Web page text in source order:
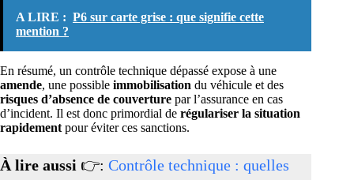
A LIRE : P6 sur carte grise : que signifie cette
mention ?
En résumé, un contrôle technique dépassé expose à une
amende, une possible immobilisation du véhicule et des
risques d’absence de couverture par l’assurance en cas
d’incident. Il est donc primordial de régulariser la situation
rapidementpour éviter ces sanctions.
À lire aussi 👉: Contrôle technique : quelles